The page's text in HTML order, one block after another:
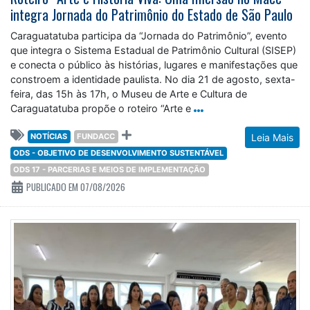
integra Jornada do Patrimônio do Estado de São Paulo
Caraguatatuba participa da “Jornada do Patrimônio”, evento
que integra o Sistema Estadual de Patrimônio Cultural (SISEP)
e conecta o público às histórias, lugares e manifestações que
constroem a identidade paulista. No dia 21 de agosto, sexta-
feira, das 15h às 17h, o Museu de Arte e Cultura de
Caraguatatuba propõe o roteiro “Arte e
Leia Mais
NOTÍCIAS
FUNDACC
ODS - OBJETIVO DE DESENVOLVIMENTO SUSTENTÁVEL
ODS 17 - PARCERIAS E MEIOS DE IMPLEMENTAÇÃO
PUBLICADO EM 07/08/2026